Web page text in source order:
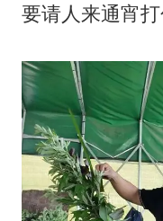
要请人来通宵